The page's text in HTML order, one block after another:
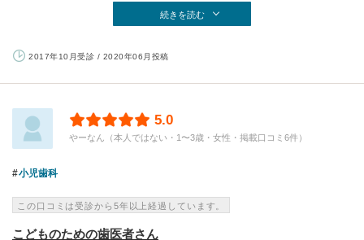
続きを読む
2017年10月受診 / 2020年06月投稿
5.0
やーなん（本人ではない・1〜3歳・女性・掲載口コミ6件）
小児歯科
この口コミは受診から5年以上経過しています。
こどものための歯医者さん